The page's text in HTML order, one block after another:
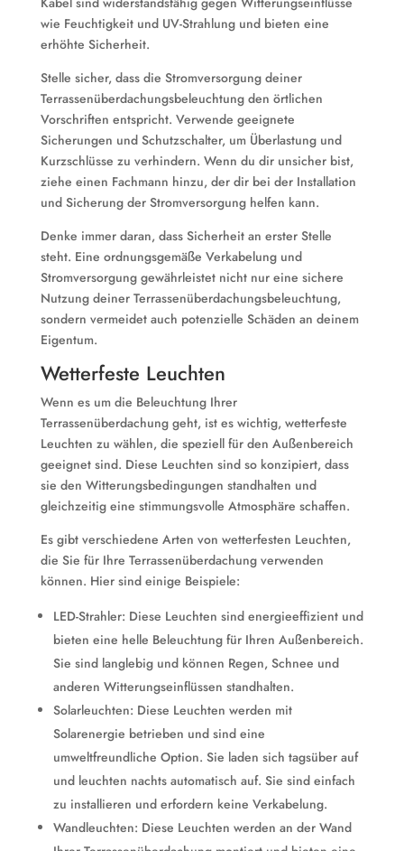
wie Feuchtigkeit und UV-Strahlung und bieten eine
erhöhte Sicherheit.
Stelle sicher, dass die Stromversorgung deiner
Terrassenüberdachungsbeleuchtung den örtlichen
Vorschriften entspricht. Verwende geeignete
Sicherungen und Schutzschalter, um Überlastung und
Kurzschlüsse zu verhindern. Wenn du dir unsicher bist,
ziehe einen Fachmann hinzu, der dir bei der Installation
und Sicherung der Stromversorgung helfen kann.
Denke immer daran, dass Sicherheit an erster Stelle
steht. Eine ordnungsgemäße Verkabelung und
Stromversorgung gewährleistet nicht nur eine sichere
Nutzung deiner Terrassenüberdachungsbeleuchtung,
sondern vermeidet auch potenzielle Schäden an deinem
Eigentum.
Wetterfeste Leuchten
Wenn es um die Beleuchtung Ihrer
Terrassenüberdachung geht, ist es wichtig, wetterfeste
Leuchten zu wählen, die speziell für den Außenbereich
geeignet sind. Diese Leuchten sind so konzipiert, dass
sie den Witterungsbedingungen standhalten und
gleichzeitig eine stimmungsvolle Atmosphäre schaffen.
Es gibt verschiedene Arten von wetterfesten Leuchten,
die Sie für Ihre Terrassenüberdachung verwenden
können. Hier sind einige Beispiele:
LED-Strahler: Diese Leuchten sind energieeffizient und
bieten eine helle Beleuchtung für Ihren Außenbereich.
Sie sind langlebig und können Regen, Schnee und
anderen Witterungseinflüssen standhalten.
Solarleuchten: Diese Leuchten werden mit
Solarenergie betrieben und sind eine
umweltfreundliche Option. Sie laden sich tagsüber auf
und leuchten nachts automatisch auf. Sie sind einfach
zu installieren und erfordern keine Verkabelung.
Wandleuchten: Diese Leuchten werden an der Wand